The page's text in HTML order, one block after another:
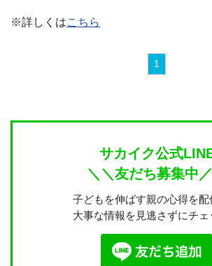
※詳しくはこちら
1
サカイク公式
＼＼友だち募集中
子どもを伸ばす親の心得を配
大事な情報を見逃さずにチェ